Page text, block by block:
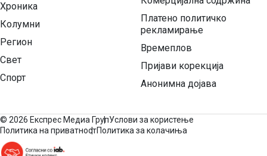
Хроника
Колумни
Регион
Свет
Спорт
Платено политичко
рекламирање
Времеплов
Пријави корекција
Анонимна дојава
© 2026 Експрес Медиа ГрупУслови за користење
Политика на приватностПолитика за колачиња